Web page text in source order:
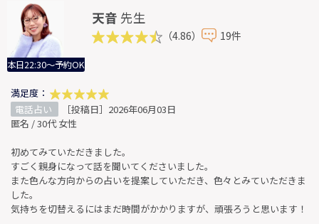
本日22:30～予約OK
天音 先生
（4.86） 19件
満足度：
電話占い
［投稿日］2026年06月03日
匿名 / 30代 女性
初めてみていただきました。
すごく親身になって話を聞いてくださいました。
また色んな方向からの占いを提案していただき、色々とみていただきま
した。
気持ちを切替えるにはまだ時間がかかりますが、頑張ろうと思います！